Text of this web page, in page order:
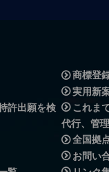
商標登
実用新
許出願を検
これま
代行、管
全国拠
お問い